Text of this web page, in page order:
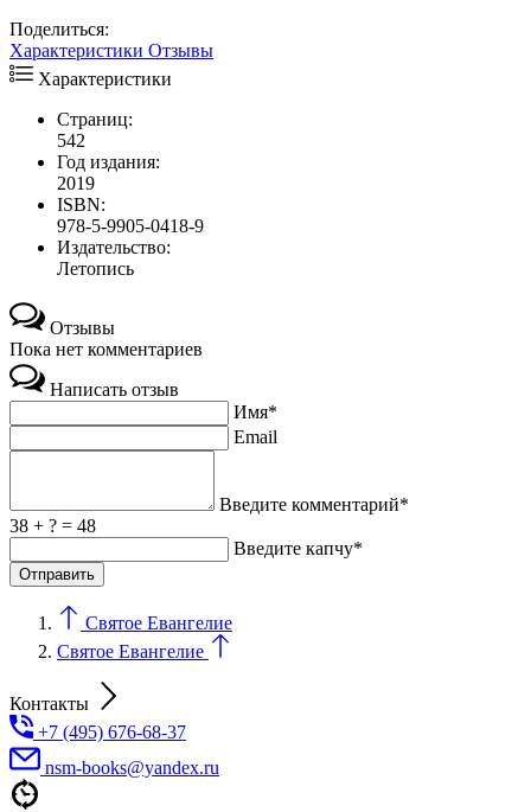
Поделиться:
Характеристики Отзывы
Характеристики
Страниц:
542
Год издания:
2019
ISBN:
978-5-9905-0418-9
Издательство:
Летопись
Отзывы
Пока нет комментариев
Написать отзыв
Имя*
Email
Введите комментарий*
38 + ? = 48
Введите капчу*
Святое Евангелие
Святое Евангелие
Контакты
+7 (495) 676-68-37
nsm-books@yandex.ru